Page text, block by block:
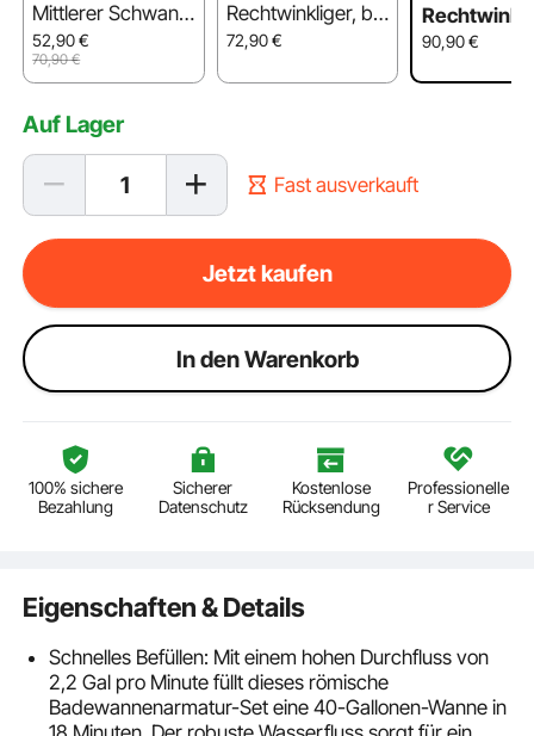
Mittlerer Schwan
Gebürstetes Nicke
l
52,90€
70,90 €
Rechtwinkliger, br
eiter Wasserfall M
72,90€
chmaler
90,90 €
Auf Lager
Fast ausverkauft
Jetzt kaufen
ln den Warenkorb
100% sichere
Bezahlung
Sicherer
Datenschutz
Kostenlose
Rücksendung
Professionelle
r Service
Eigenschaften & Details
Schnelles Befüllen: Mit einem hohen Durchfluss von
2,2 Gal pro Minute füllt dieses römische
Badewannenarmatur-Set eine 40-Gallonen-Wanne in